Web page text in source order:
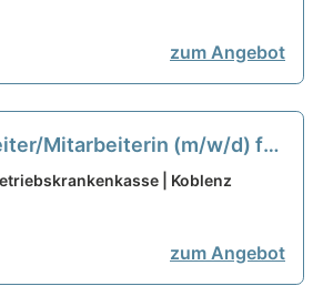
zum Angebot
Mitarbeiterin (m/w/d) für
Leistung und| Koblenz
zum Angebot